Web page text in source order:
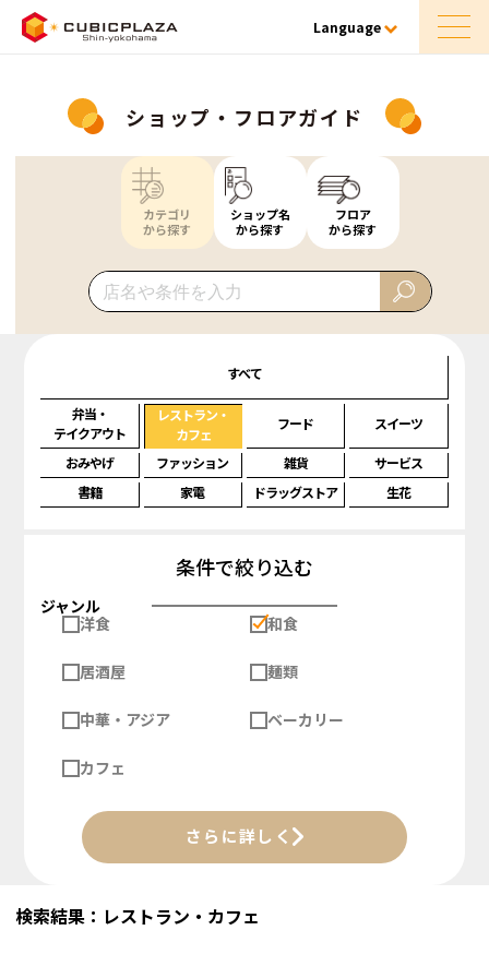
Language
ショップ・フロアガイド
カテゴリ
から探す
ショップ名
から探す
フロア
から探す
すべて
弁当・
テイクアウト
レストラン・
カフェ
フード スイーツ
おみやげ ファッション 雑貨
サービス
書籍
家電 ドラッグストア 生花
条件で絞り込む
ジャンル
洋食
和食
居酒屋 麺類
中華・アジア ベーカリー
カフェ
さらに詳しく
検索結果：レストラン・カフェ